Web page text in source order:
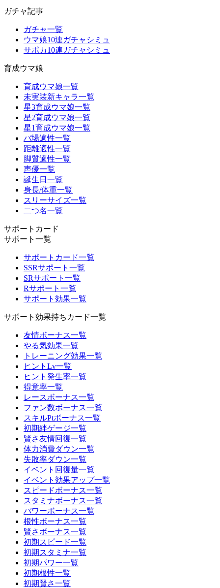
ガチャ記事
ガチャ一覧
ウマ娘10連ガチャシミュ
サポカ10連ガチャシミュ
育成ウマ娘
育成ウマ娘一覧
未実装新キャラ一覧
星3育成ウマ娘一覧
星2育成ウマ娘一覧
星1育成ウマ娘一覧
バ場適性一覧
距離適性一覧
脚質適性一覧
声優一覧
誕生日一覧
身長/体重一覧
スリーサイズ一覧
二つ名一覧
サポートカード
サポート一覧
サポートカード一覧
SSRサポート一覧
SRサポート一覧
Rサポート一覧
サポート効果一覧
サポート効果持ちカード一覧
友情ボーナス一覧
やる気効果一覧
トレーニング効果一覧
ヒントLv一覧
ヒント発生率一覧
得意率一覧
レースボーナス一覧
ファン数ボーナス一覧
スキルPtボーナス一覧
初期絆ゲージ一覧
賢さ友情回復一覧
体力消費ダウン一覧
失敗率ダウン一覧
イベント回復量一覧
イベント効果アップ一覧
スピードボーナス一覧
スタミナボーナス一覧
パワーボーナス一覧
根性ボーナス一覧
賢さボーナス一覧
初期スピード一覧
初期スタミナ一覧
初期パワー一覧
初期根性一覧
初期賢さ一覧